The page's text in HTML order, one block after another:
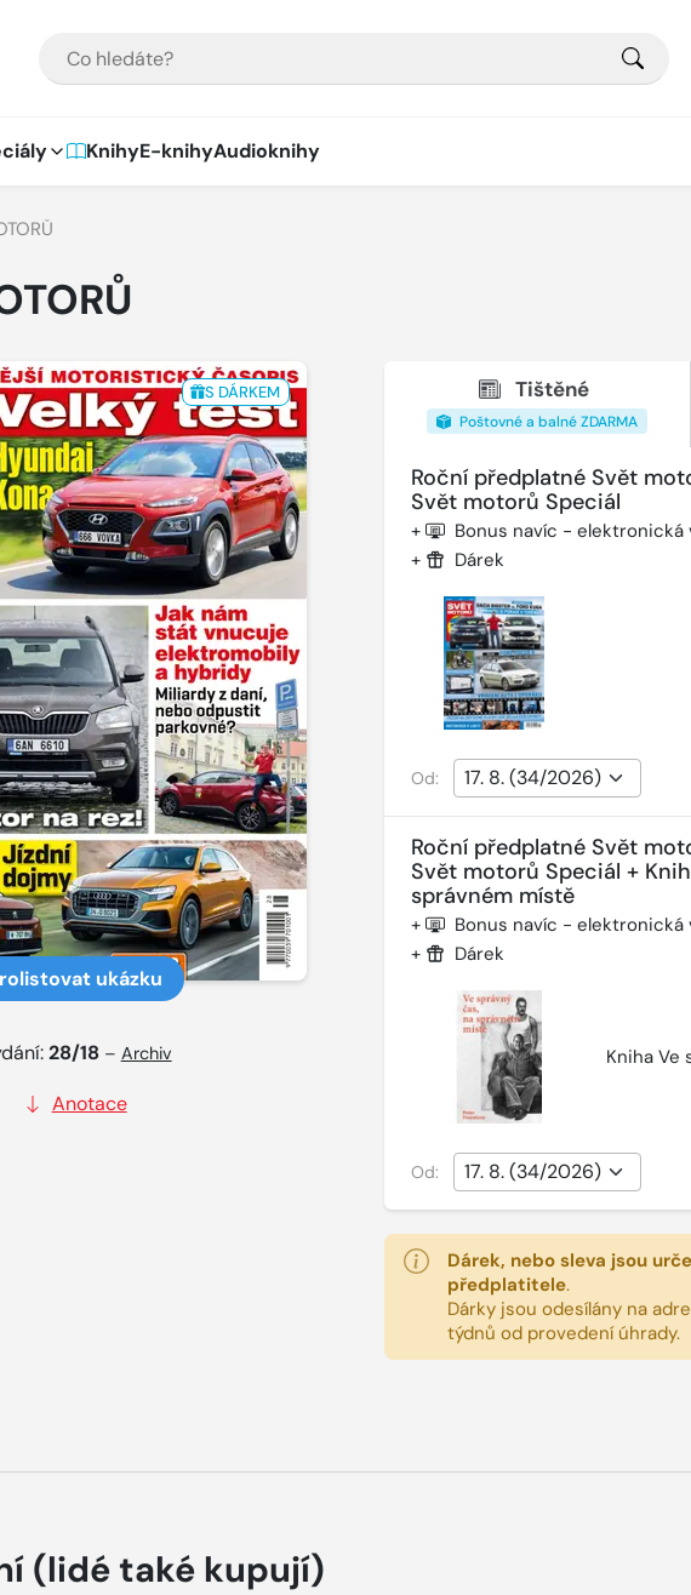
KnihyE-knihyAudioknihy
S DÁRKEM
ukázku
28/18 – Archiv
Anotace
Tištěné
Poštovné a balné ZDARMA
Roční předplatné Svět
Svět motorů Speciál
+ Bonus navíc - elektronická
+ Dárek
Od:
Roční předplatné Svět
Svět motorů Speciál +
správném místě
+ Bonus navíc - elektronická
+ Dárek
Kniha Ve
Od:
Dárek, nebo sleva jsou
předplatitele.
Dárky jsou odesílány na
týdnů od provedení úhrady.
(lidé také kupují)